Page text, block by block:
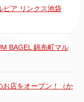
ピア リンクス池袋
BAGEL 錦糸町マル
お店をオープン！（か